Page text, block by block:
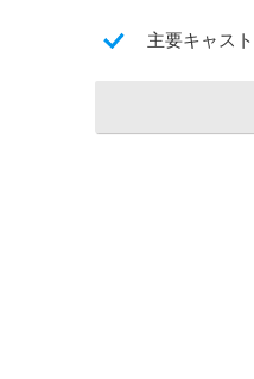
主要キャス